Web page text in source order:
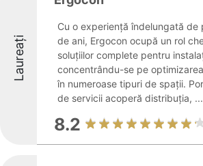
Laureați
Cu o experiență îndelungată de
de ani, Ergocon ocupă un rol
soluțiilor complete pentru
concentrându-se pe
în numeroase tipuri de spații.
de servicii acoperă distribuția, ...
8.2